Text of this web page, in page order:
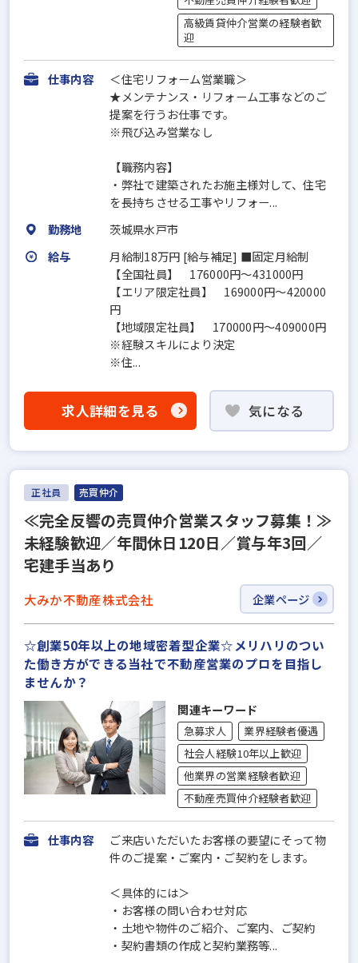
高級賃貸仲介営業の経験者歓
迎
仕事内容
＜住宅リフォーム営業職＞
★メンテナンス・リフォーム工事などのご
提案を行うお仕事です。
※飛び込み営業なし
【職務内容】
・弊社で建築されたお施主様対して、住宅
を長持ちさせる工事やリフォー...
勤務地
茨城県水戸市
給与
月給制18万円 [給与補足] ■固定月給制
【全国社員】 176000円～431000円
【エリア限定社員】 169000円～420000
円
【地域限定社員】 170000円～409000円
※経験スキルにより決定
※住...
求人詳細を見る 気になる
正社員 売買仲介
≪完全反響の売買仲介営業スタッフ募集！≫
未経験歓迎／年間休日120日／賞与年3回／
宅建手当あり
大みか不動産株式会社 企業ページ
☆創業50年以上の地域密着型企業☆メリハリのつい
た働き方ができる当社で不動産営業のプロを目指し
ませんか？
関連キーワード
急募求人
業界経験者優遇
社会人経験10年以上歓迎
他業界の営業経験者歓迎
不動産売買仲介経験者歓迎
仕事内容
ご来店いただいたお客様の要望にそって物
件のご提案・ご案内・ご契約をします。
＜具体的には＞
・お客様の問い合わせ対応
・⼟地や物件のご紹介、ご案内、ご契約
・契約書類の作成と契約業務等...